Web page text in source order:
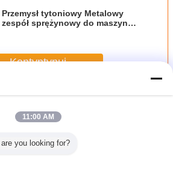
Przemysł tytoniowy Metalowy
zespół sprężynowy do maszyny
Kontyntynuj
do papierosów
11:00 AM
you looking for?